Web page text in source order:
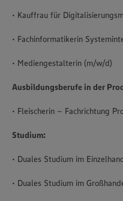
• Kauffrau für
• Fachinformatikerin
• Mediengestalterin (m/w/d)
Ausbildungsberufe in der
• Fleischerin – Fachrichtung
Studium:
• Duales Studium im
• Duales Studium im